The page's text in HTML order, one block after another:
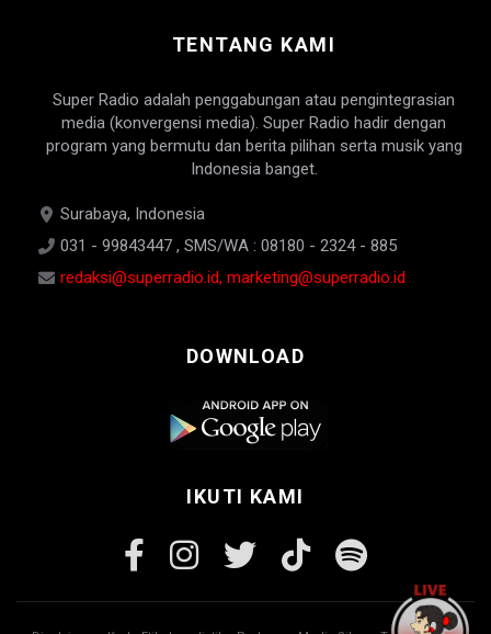
TENTANG KAMI
Super Radio adalah penggabungan atau pengintegrasian
media (konvergensi media). Super Radio hadir dengan
program yang bermutu dan berita pilihan serta musik yang
Indonesia banget.
Surabaya, Indonesia
031 - 99843447 , SMS/WA : 08180 - 2324 - 885
redaksi@superradio.id, marketing@superradio.id
DOWNLOAD
IKUTI KAMI